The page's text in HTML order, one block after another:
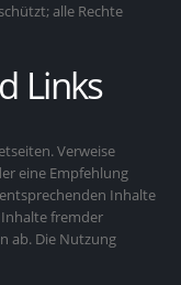
alle Rechte
Verweise
eine Empfehlung
Inhalte
fremder
ab. Die Nutzung